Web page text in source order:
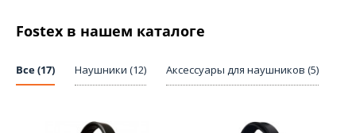
Fostex в нашем каталоге
Все (17) Наушники (12) Аксессуары для наушников (5)